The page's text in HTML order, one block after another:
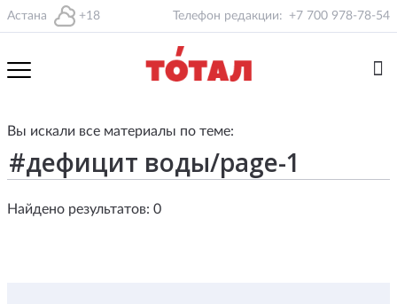
Астана +18 Телефон редакции: +7 700 978-78-54
Вы искали все материалы по теме:
Найдено результатов: 0